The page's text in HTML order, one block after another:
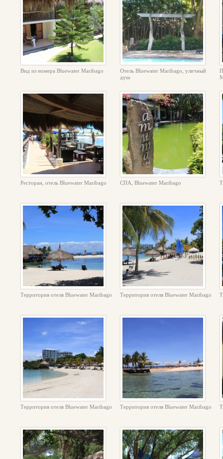
Вид из номера Bluewater Maribago
Отель Bluewater Maribago, уличный
душ
Ресторан, отель Bluewater Maribago СПА, Bluewater Maribago
Территория отеля Bluewater Maribago Территория отеля Bluewater Maribago
Территория отеля Bluewater Maribago Территория отеля Bluewater Maribago